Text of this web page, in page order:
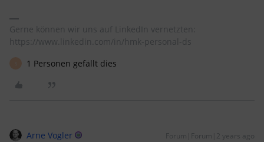
Gerne können wir uns auf LinkedIn vernetzten:
https://www.linkedin.com/in/hmk-personal-ds
1 Personen gefällt dies
Arne Vogler Forum|Forum|2 years ago